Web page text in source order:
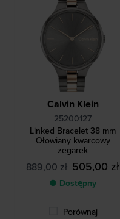
Calvin Klein
25200127
Linked Bracelet 38 mm
Ołowiany kwarcowy
zegarek
889,00 zł 505,00 zł
● Dostępny
Porównaj